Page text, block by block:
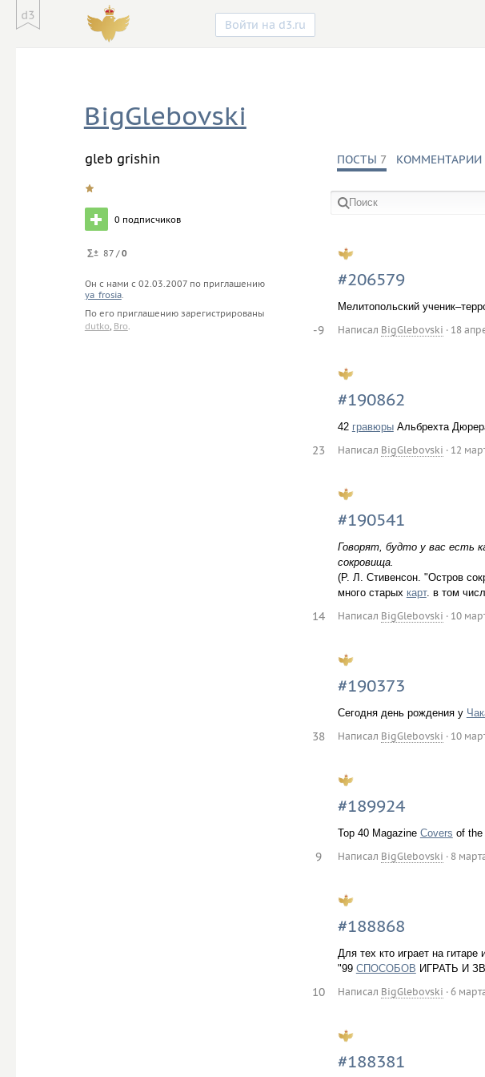
Войти на d3.ru
BigGlebovski
gleb grishin
0 подписчиков
87 /0
Он с нами с 02.03.2007по приглашению
ya_frosia.
По его приглашению зарегистрированы
dutko, Bro.
ПОСТЫ 7 КОММЕНТАРИИ
#206579
Мелитопольский
Написал BigGlebovski · 18
-9
#190862
42 гравюрыАльбрехта
Написал BigGlebovski · 12
23
#190541
Говорят, будто у вас есть
сокровища.
(Р. Л. Стивенсон. "Остров
много старых карт. в том
Написал BigGlebovski · 10
14
#190373
Сегодня день рождения у
Написал BigGlebovski · 10
38
#189924
Top 40 Magazine Covers of the
Написал BigGlebovski · 8
9
#188868
Для тех кто играет на гитаре
"99 СПОСОБОВ ИГРАТЬ И
Написал BigGlebovski · 6
10
#188381